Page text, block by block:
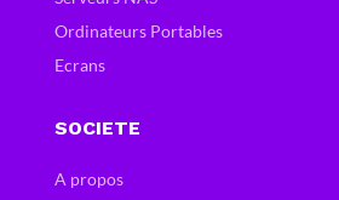
Ordinateurs Portables
Ecrans
SOCIETE
A propos